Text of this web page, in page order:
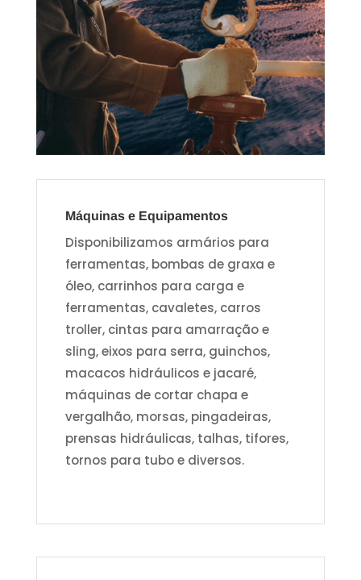
Máquinas e Equipamentos
Disponibilizamos armários para
ferramentas, bombas de graxa e
óleo, carrinhos para carga e
ferramentas, cavaletes, carros
troller, cintas para amarração e
sling, eixos para serra, guinchos,
macacos hidráulicos e jacaré,
máquinas de cortar chapa e
vergalhão, morsas, pingadeiras,
prensas hidráulicas, talhas, tifores,
tornos para tubo e diversos.